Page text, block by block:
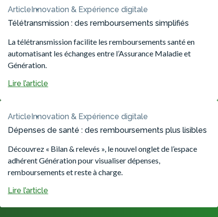
ArticleInnovation & Expérience digitale
Télétransmission : des remboursements simplifiés
La télétransmission facilite les remboursements santé en
automatisant les échanges entre l’Assurance Maladie et
Génération.
Lire l’article
ArticleInnovation & Expérience digitale
Dépenses de santé : des remboursements plus lisibles
Découvrez « Bilan & relevés », le nouvel onglet de l’espace
adhérent Génération pour visualiser dépenses,
remboursements et reste à charge.
Lire l’article